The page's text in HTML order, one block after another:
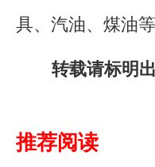
具、汽油、煤油
转载请标明
推荐阅读